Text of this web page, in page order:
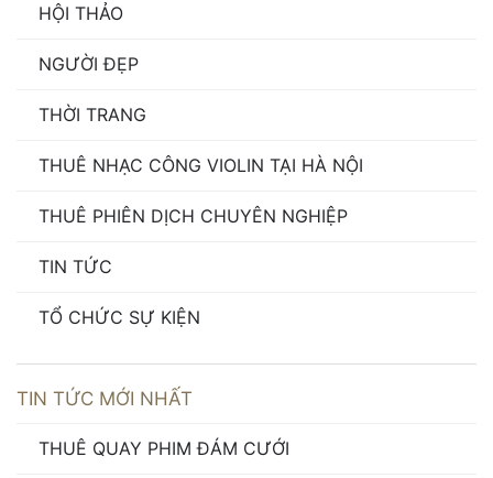
HỘI THẢO
NGƯỜI ĐẸP
THỜI TRANG
THUÊ NHẠC CÔNG VIOLIN TẠI HÀ NỘI
THUÊ PHIÊN DỊCH CHUYÊN NGHIỆP
TIN TỨC
TỔ CHỨC SỰ KIỆN
TIN TỨC MỚI NHẤT
THUÊ QUAY PHIM ĐÁM CƯỚI